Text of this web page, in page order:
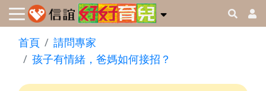
首頁
請問專家
孩子有情緒，爸媽如何接招？